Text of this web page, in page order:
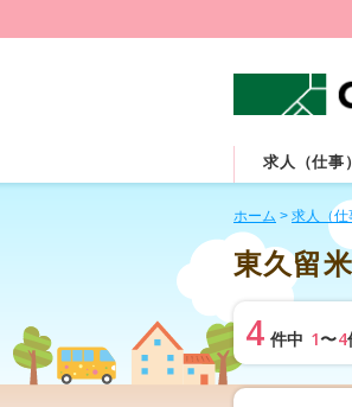
求人（仕事
ホーム > 求人（仕
東久留
4 件中 1〜4